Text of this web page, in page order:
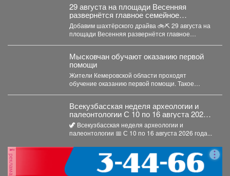
29 августа на площади Весенняя
развернётся главное семейное
соревнование этого лета - городской
конкурс «Шахтёрский видномобиль».
Добавим шахтёрского драйва 🚲⛏ 29 августа на
площади Весенняя развернётся главное
Мысковчан обучают оказанию первой
помощи
Жители Кемеровской области проходят
обучение оказанию первой помощи. Такое
Всекузбасская неделя археологии и
палеонтологии С 10 по 16 августа 2026
года в музеях Кузбасса пройдет Неделя
археологии и палеонтологии,
приуроченная ко Дню археолога (15
августа) и Дню палеон
🦖 Всекузбасская неделя археологии и
палеонтологии 📅 С 10 по 16 августа 2026 года...
реклама